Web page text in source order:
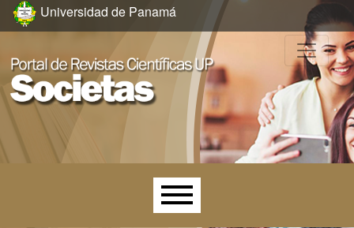
Ir al menú de navegación principal
Ir al contenido principal
Ir al pie de página del sitio
Universidad de Panamá
Menú principal